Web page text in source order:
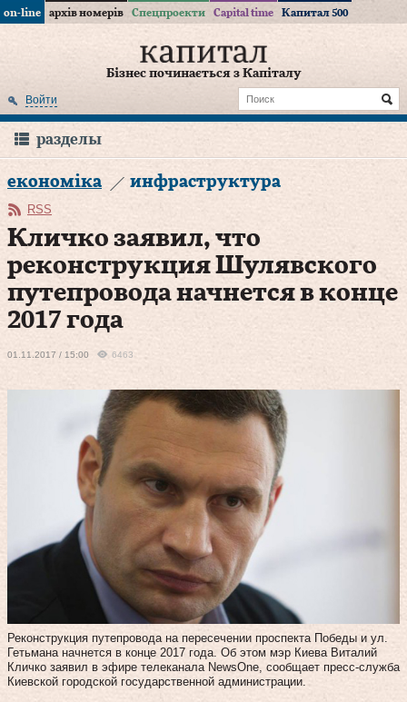
on-line архів номерів Спецпроекти Capital time Капитал 500
Бізнес починається з Капіталу
Войти
разделы
економіка инфраструктура
RSS
Кличко заявил, что
реконструкция Шулявского
путепровода начнется в конце
2017 года
01.11.2017 / 15:00 6463
Реконструкция путепровода на пересечении проспекта Победы и ул.
Гетьмана начнется в конце 2017 года. Об этом мэр Киева Виталий
Кличко заявил в эфире телеканала NewsОne, сообщает пресс-служба
Киевской городской государственной администрации.